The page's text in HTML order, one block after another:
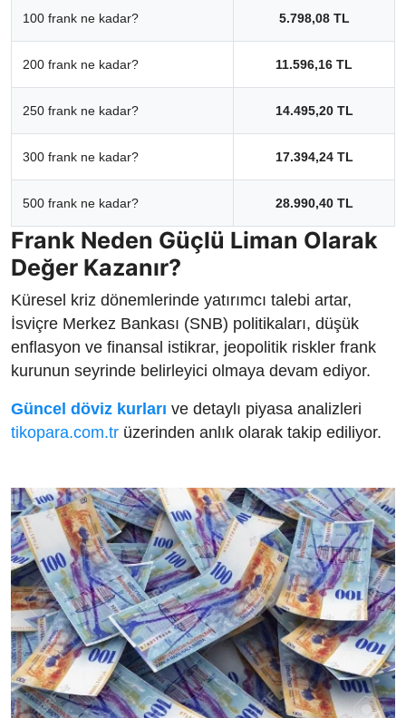
100 frank ne kadar? 5.798,08 TL
200 frank ne kadar? 11.596,16 TL
250 frank ne kadar? 14.495,20 TL
300 frank ne kadar? 17.394,24 TL
500 frank ne kadar? 28.990,40 TL
Frank Neden Güçlü Liman Olarak
Değer Kazanır?
Küresel kriz dönemlerinde yatırımcı talebi artar,
İsviçre Merkez Bankası (SNB) politikaları, düşük
enflasyon ve finansal istikrar, jeopolitik riskler frank
kurunun seyrinde belirleyici olmaya devam ediyor.
Güncel döviz kurları ve detaylı piyasa analizleri
tikopara.com.tr üzerinden anlık olarak takip ediliyor.